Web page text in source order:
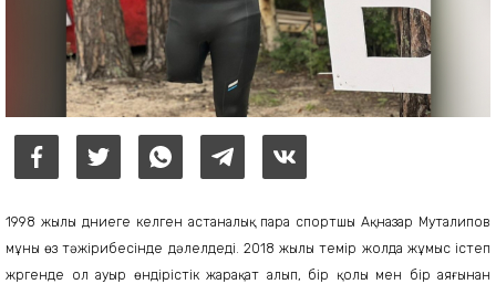
1998 жылы дүниеге келген астаналық пара спортшы Ақназар Муталипов
мұны өз тәжірибесінде дәлелдеді. 2018 жылы темір жолда жұмыс істеп
жүргенде ол ауыр өндірістік жарақат алып, бір қолы мен бір аяғынан